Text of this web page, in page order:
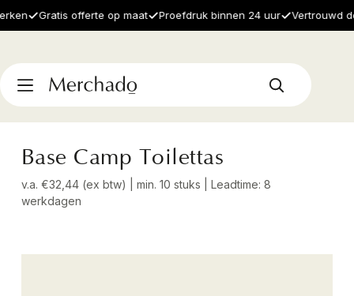
Gratis offerte op maat Proefdruk binnen 24 uur Vertrouwd door
Base Camp Toilettas
v.a. €32,44 (ex btw) | min. 10 stuks | Leadtime: 8
werkdagen